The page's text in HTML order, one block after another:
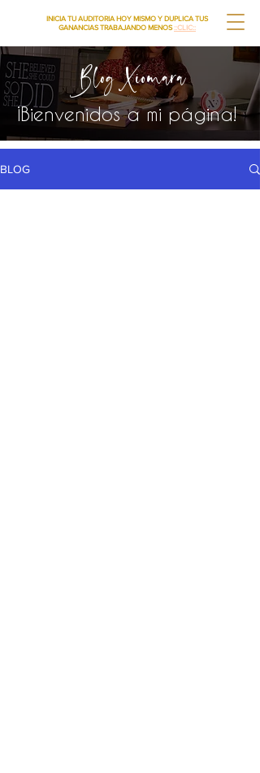
INICIA TU AUDITORIA HOY MISMO Y DUPLICA TUS
GANANCIAS TRABAJANDO MENOS::CLIC::
Blog Xiomara
¡Bienvenidos a mi página!
BLOG